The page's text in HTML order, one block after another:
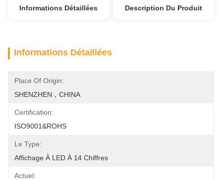
Informations Détaillées Description Du Produit
Informations Détaillées
Place Of Origin:
SHENZHEN，CHINA
Certification:
ISO9001&ROHS
Le Type:
Affichage À LED À 14 Chiffres
Actuel: